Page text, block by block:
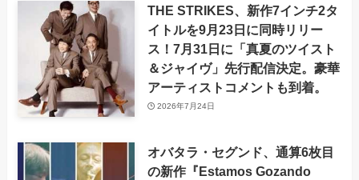
THE STRIKES、新作7インチ2タ
イトルを9月23日に同時リリー
ス！7月31日に「真夏のツイスト
＆ジャイヴ」先行配信決定。豪華
アーティストコメントも到着。
2026年7月24日
オバタラ・セグンド、通算6枚目
の新作『Estamos Gozando